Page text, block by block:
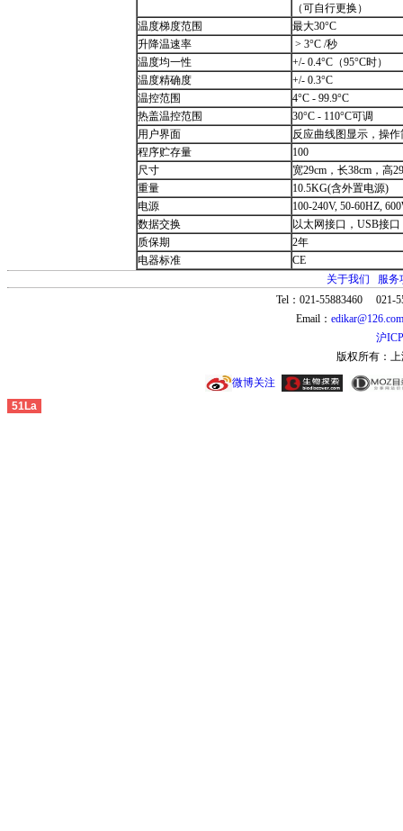
（可自行更换）
温度梯度范围
最大30°C
升降温速率
> 3°C /秒
温度均一性
+/- 0.4°C（95°C时）
温度精确度
+/- 0.3°C
温控范围
4°C - 99.9°C
热盖温控范围
30°C - 110°C可调
用户界面
反应曲线图显示，操作
程序贮存量
100
尺寸
宽29cm，长38cm，高
重量
10.5KG(含外置电源)
电源
100-240V, 50-60HZ,
数据交换
以太网接口，USB接口
质保期
2年
电器标准
CE
关于我们
服务
Tel：021-55883460 021-
Email： edikar@126.com
沪
版权所有：
微博关注
51La